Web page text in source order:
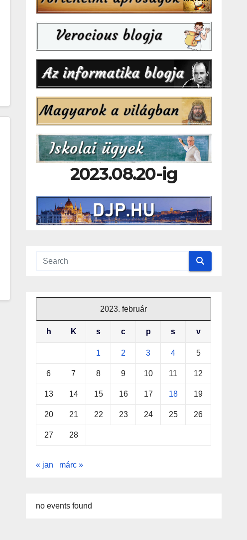
2023.08.20-ig
2023. február
h K s c p s v
1 2 3 4 5
6 7 8 9 10 11 12
13 14 15 16 17 18 19
20 21 22 23 24 25 26
27 28
« jan márc »
no events found